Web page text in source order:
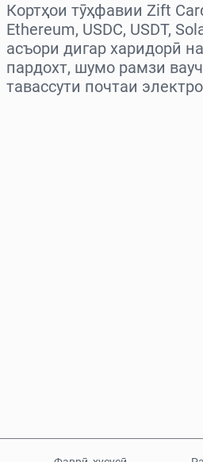
Кортҳои тӯҳфавии Zift
Ethereum, USDC, USDT,
асъори дигар харидорӣ
пардохт, шумо рамзи
тавассути почтаи